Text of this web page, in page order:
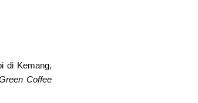
di Kemang,
Coffee